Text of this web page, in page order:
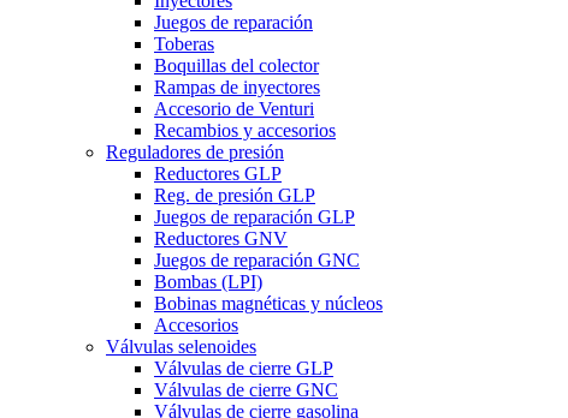
Juegos de reparación
Toberas
Boquillas del colector
Rampas de inyectores
Accesorio de Venturi
Recambios y accesorios
Reguladores de presión
Reductores GLP
Reg. de presión GLP
Juegos de reparación GLP
Reductores GNV
Juegos de reparación GNC
Bombas (LPI)
Bobinas magnéticas y núcleos
Accesorios
Válvulas selenoides
Válvulas de cierre GLP
Válvulas de cierre GNC
Válvulas de cierre gasolina